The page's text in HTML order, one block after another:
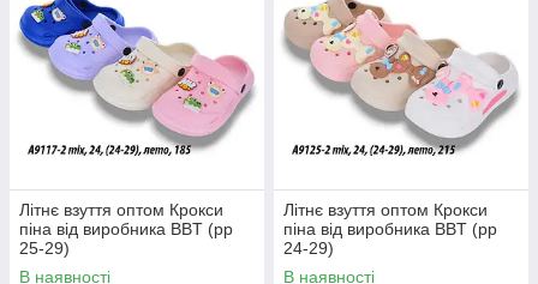
Літнє взуття оптом Крокси
піна від виробника BBT (рр
25-29)
В наявності
Літнє взуття оптом Крокси
піна від виробника BBT (рр
24-29)
В наявності